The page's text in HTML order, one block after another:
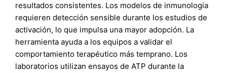
resultados consistentes. Los modelos de inmunología
requieren detección sensible durante los estudios de
activación, lo que impulsa una mayor adopción. La
herramienta ayuda a los equipos a validar el
comportamiento terapéutico más temprano. Los
laboratorios utilizan ensayos de ATP durante la